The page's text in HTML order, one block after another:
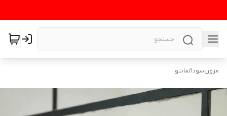
مزون‌سودا/مانتو